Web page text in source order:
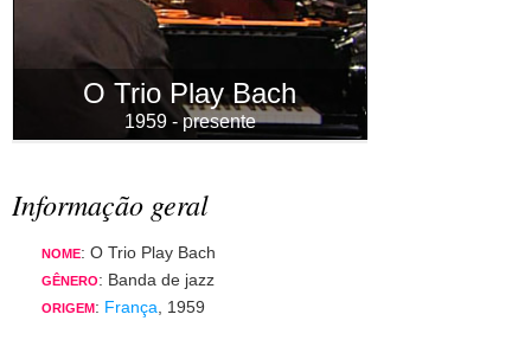
O Trio Play Bach
1959 - presente
Informação geral
NOME: O Trio Play Bach
GÊNERO: Banda de jazz
ORIGEM : França, 1959